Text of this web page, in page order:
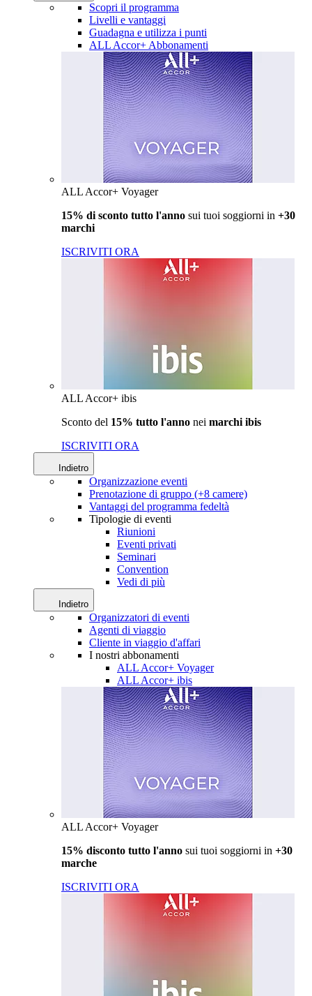
Scopri il programma
Livelli e vantaggi
Guadagna e utilizza i punti
ALL Accor+ Abbonamenti
ALL Accor+ Voyager
15% di sconto tutto l'anno sui tuoi soggiorni in +30
marchi
ISCRIVITI ORA
ALL Accor+ ibis
Sconto del 15% tutto l'anno nei marchi ibis
ISCRIVITI ORA
Indietro
Organizzazione eventi
Prenotazione di gruppo (+8 camere)
Vantaggi del programma fedeltà
Tipologie di eventi
Riunioni
Eventi privati
Seminari
Convention
Vedi di più
Indietro
Organizzatori di eventi
Agenti di viaggio
Cliente in viaggio d'affari
I nostri abbonamenti
ALL Accor+ Voyager
ALL Accor+ ibis
ALL Accor+ Voyager
15% disconto tutto l'anno sui tuoi soggiorni in +30
marche
ISCRIVITI ORA